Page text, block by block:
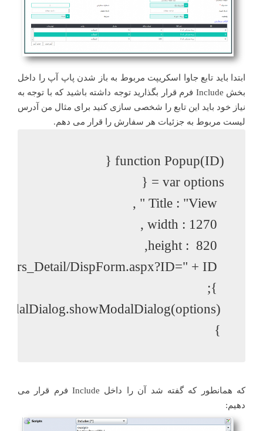
ابتدا باید تابع جاوا اسکریپت مربوط به باز شدن پاپ آپ را داخل
بخش Include فرم قرار بگذارید توجه داشته باشید که با توجه به
نیاز خود باید این تابع را شخصی سازی کنید برای مثال من آدرس
لیست مربوط به جزئیات هر سفارش را قرار می دهم.
}
که همانطور که گفته شد آن را داخل Include فرم قرار می
دهیم: